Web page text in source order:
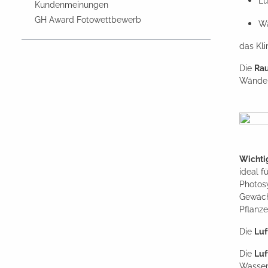
Kundenmeinungen
GH Award Fotowettbewerb
das
Die
ideal
Die
Die